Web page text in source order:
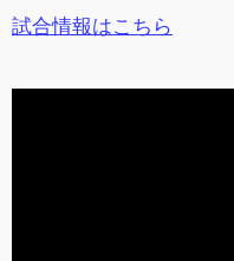
試合情報はこちら